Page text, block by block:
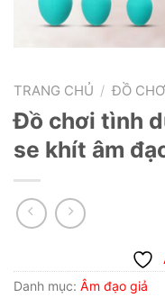
TRANG CHỦ / ĐỒ
Đồ chơi tình
se khít âm
Danh mục: Âm đạo giả